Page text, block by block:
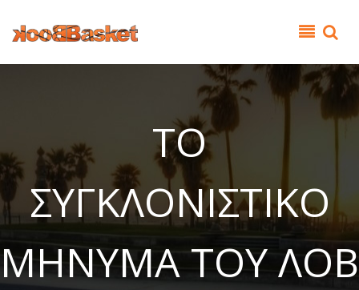
ΤΟ
ΣΥΓΚΛΟΝΙΣΤΙΚΟ
ΜΗΝΥΜΑ ΤΟΥ ΛΟΒ